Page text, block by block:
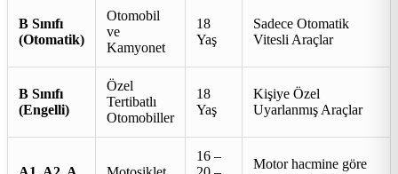
B Sınıfı
(Otomatik)
Otomobil
ve
Kamyonet
18
Yaş
Sadece Otomatik
Vitesli Araçlar
B Sınıfı
(Engelli)
Özel
Tertibatlı
Otomobiller
18
Yaş
Kişiye Özel
Uyarlanmış Araçlar
16 –
Motor hacmine göre